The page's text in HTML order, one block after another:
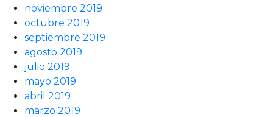
noviembre 2019
octubre 2019
septiembre 2019
agosto 2019
julio 2019
mayo 2019
abril 2019
marzo 2019